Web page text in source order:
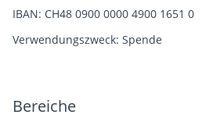
IBAN: CH48 0900 0000 4900 1651 0
Verwendungszweck: Spende
Bereiche